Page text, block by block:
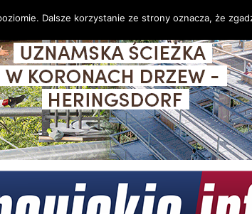
Dalsze korzystanie ze strony oznacza, że